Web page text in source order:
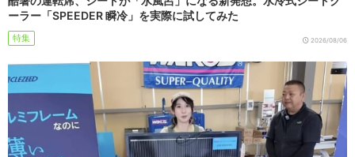
ーラー「SPEEDER 瞬冷」を実際に試してみた
特集 2026/08/06